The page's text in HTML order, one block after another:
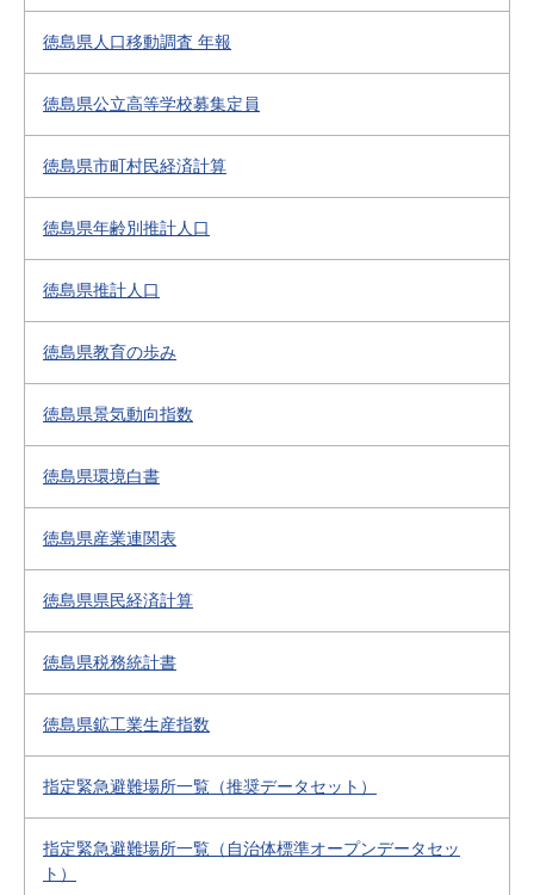
徳島県人口移動調査 年報
徳島県公立高等学校募集定員
徳島県市町村民経済計算
徳島県年齢別推計人口
徳島県推計人口
徳島県教育の歩み
徳島県景気動向指数
徳島県環境白書
徳島県産業連関表
徳島県県民経済計算
徳島県税務統計書
徳島県鉱工業生産指数
指定緊急避難場所一覧（推奨データセット）
指定緊急避難場所一覧（自治体標準オープンデータセッ
ト）